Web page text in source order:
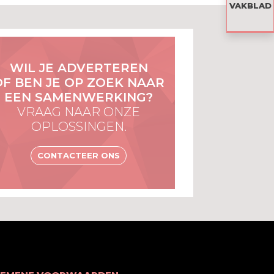
VAKBLAD
WIL JE ADVERTEREN
BEN JE OP ZOEK NAAR
EEN SAMENWERKING?
VRAAG NAAR ONZE
OPLOSSINGEN.
CONTACTEER ONS